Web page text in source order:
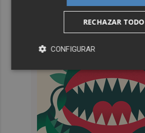
RECHAZAR TODO
CONFIGURAR